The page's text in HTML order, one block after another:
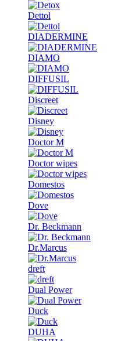
Dettol
DIADERMINE
DIAMO
DIFFUSIL
Discreet
Disney
Doctor M
Doctor wipes
Domestos
Dove
Dr. Beckmann
Dr.Marcus
dreft
Dual Power
Duck
DUHA